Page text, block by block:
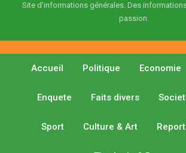
Site d'informations générales. Des
passion.
Accueil Politique Economie
Enquete Faits divers
Sport Culture & Art